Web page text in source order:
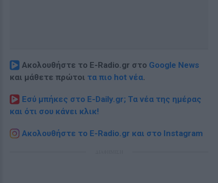
Ακολουθήστε το E-Radio.gr στο Google News
και μάθετε πρώτοι τα πιο hot νέα.
Εσύ μπήκες στο E-Daily.gr; Τα νέα της ημέρας
και ότι σου κάνει κλικ!
Ακολουθήστε το E-Radio.gr και στο Instagram